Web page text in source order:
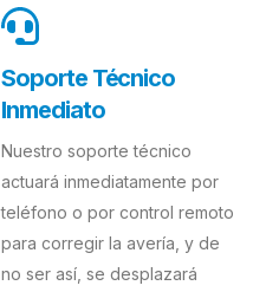
Soporte Técnico
Inmediato
Nuestro soporte técnico
actuará inmediatamente por
teléfono o por control remoto
para corregir la avería, y de
no ser así, se desplazará